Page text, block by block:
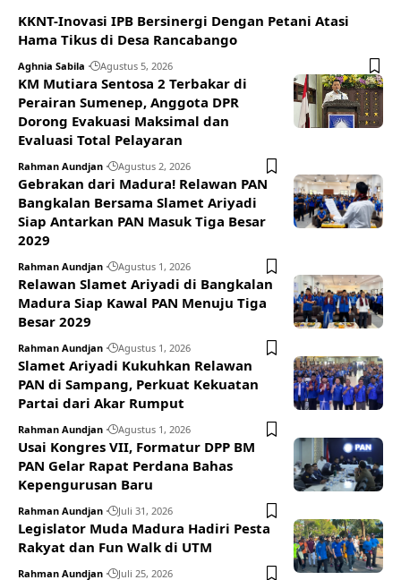
KKNT-Inovasi IPB Bersinergi Dengan Petani Atasi
Hama Tikus di Desa Rancabango
Aghnia Sabila Agustus 5, 2026
KM Mutiara Sentosa 2 Terbakar di
Perairan Sumenep, Anggota DPR
Dorong Evakuasi Maksimal dan
Evaluasi Total Pelayaran
Rahman Aundjan Agustus 2, 2026
Gebrakan dari Madura! Relawan PAN
Bangkalan Bersama Slamet Ariyadi
Siap Antarkan PAN Masuk Tiga Besar
2029
Rahman Aundjan Agustus 1, 2026
Relawan Slamet Ariyadi di Bangkalan
Madura Siap Kawal PAN Menuju Tiga
Besar 2029
Rahman Aundjan Agustus 1, 2026
Slamet Ariyadi Kukuhkan Relawan
PAN di Sampang, Perkuat Kekuatan
Partai dari Akar Rumput
Rahman Aundjan Agustus 1, 2026
Usai Kongres VII, Formatur DPP BM
PAN Gelar Rapat Perdana Bahas
Kepengurusan Baru
Rahman Aundjan Juli 31, 2026
Legislator Muda Madura Hadiri Pesta
Rakyat dan Fun Walk di UTM
Rahman Aundjan Juli 25, 2026